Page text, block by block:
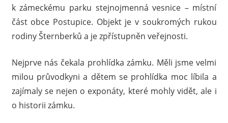
k zámeckému parku stejnojmenná vesnice – místní
část obce Postupice. Objekt je v soukromých rukou
rodiny Šternberků a je zpřístupněn veřejnosti.
Nejprve nás čekala prohlídka zámku. Měli jsme velmi
milou průvodkyni a dětem se prohlídka moc líbila a
zajímaly se nejen o exponáty, které mohly vidět, ale i
o historii zámku.